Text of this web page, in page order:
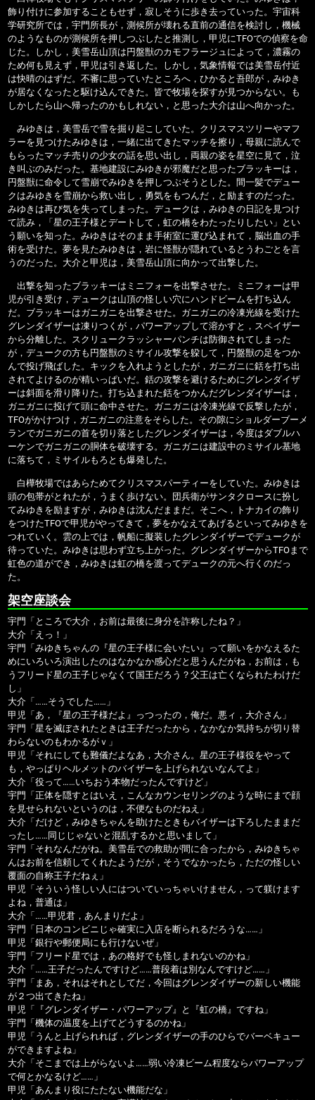
飾り付けに参加することもせず，寂しそうに歩き去っていった。宇宙科
学研究所では，宇門所長が，測候所が壊れる直前の通信を検討し，機械
のようなものが測候所を押しつぶしたと推測し，甲児にTFOでの偵察を命
じた。しかし，美雪岳山頂は円盤獣のカモフラージュによって，濃霧の
ため何も見えず，甲児は引き返した。しかし，気象情報では美雪岳付近
は快晴のはずだ。不審に思っていたところへ，ひかると吾郎が，みゆき
が居なくなったと駆け込んできた。皆で牧場を探すが見つからない。も
しかしたら山へ帰ったのかもしれない，と思った大介は山へ向かった。
みゆきは，美雪岳で雪を掘り起こしていた。クリスマスツリーやマフ
ラーを見つけたみゆきは，一緒に出てきたマッチを擦り，母親に読んで
もらったマッチ売りの少女の話を思い出し，両親の姿を星空に見て，泣
き叫ぶのみだった。基地建設にみゆきが邪魔だと思ったブラッキーは，
円盤獣に命令して雪崩でみゆきを押しつぶそうとした。間一髪でデュー
クはみゆきを雪崩から救い出し，勇気をもつんだ，と励ますのだった。
みゆきは再び気を失ってしまった。デュークは，みゆきの日記を見つけ
て読み，「星の王子様とデートして，虹の橋をわたったりしたい」とい
う願いを知った。みゆきはそのまま手術室に運び込まれて，脳出血の手
術を受けた。夢を見たみゆきは，岩に怪獣が隠れているとうわごとを言
うのだった。大介と甲児は，美雪岳山頂に向かって出撃した。
出撃を知ったブラッキーはミニフォーを出撃させた。ミニフォーは甲
児が引き受け，デュークは山頂の怪しい穴にハンドビームを打ち込ん
だ。ブラッキーはガニガニを出撃させた。ガニガニの冷凍光線を受けた
グレンダイザーは凍りつくが，パワーアップして溶かすと，スペイザー
から分離した。スクリュークラッシャーパンチは防御されてしまった
が，デュークの方も円盤獣のミサイル攻撃を躱して，円盤獣の足をつか
んで投げ飛ばした。キックを入れようとしたが，ガニガニに銛を打ち出
されてよけるのが精いっぱいだ。銛の攻撃を避けるためにグレンダイザ
ーは斜面を滑り降りた。打ち込まれた銛をつかんだグレンダイザーは，
ガニガニに投げて頭に命中させた。ガニガニは冷凍光線で反撃したが，
TFOがかけつけ，ガニガニの注意をそらした。その隙にショルダーブーメ
ランでガニガニの首を切り落としたグレンダイザーは，今度はダブルハ
ーケンでガニガニの胴体を破壊する。ガニガニは建設中のミサイル基地
に落ちて，ミサイルもろとも爆発した。
白樺牧場ではあらためてクリスマスパーティーをしていた。みゆきは
頭の包帯がとれたが，うまく歩けない。団兵衛がサンタクロースに扮し
てみゆきを励ますが，みゆきは沈んだままだ。そこへ，トナカイの飾り
をつけたTFOで甲児がやってきて，夢をかなえてあげるといってみゆきを
つれていく。雲の上では，帆船に擬装したグレンダイザーでデュークが
待っていた。みゆきは思わず立ち上がった。グレンダイザーからTFOまで
虹色の道ができ，みゆきは虹の橋を渡ってデュークの元へ行くのだっ
た。
架空座談会
宇門「ところで大介，お前は最後に身分を詐称したね？」
大介「えっ！」
宇門「みゆきちゃんの『星の王子様に会いたい』って願いをかなえるた
めにいろいろ演出したのはなかなか感心だと思うんだがね，お前は，も
うフリード星の王子じゃなくて国王だろう？父王は亡くなられたわけだ
し」
大介「……そうでした……」
甲児「あ，『星の王子様だよ』っつったの，俺だ。悪ィ，大介さん」
宇門「星を滅ぼされたときは王子だったから，なかなか気持ちが切り替
わらないのもわかるがｖ」
甲児「それにしても難儀だよなあ，大介さん。星の王子様役をやって
も，やっぱりヘルメットのバイザーを上げられないなんてよ」
大介「役って……いちおう本物だったんですけど」
宇門「正体を隠すとはいえ，こんなカウンセリングのような時にまで顔
を見せられないというのは，不便なものだねえ」
大介「だけど，みゆきちゃんを助けたときもバイザーは下ろしたままだ
ったし……同じじゃないと混乱するかと思いまして」
宇門「それなんだがね。美雪岳での救助が間に合ったから，みゆきちゃ
んはお前を信頼してくれたようだが，そうでなかったら，ただの怪しい
覆面の自称王子だねぇ」
甲児「そういう怪しい人にはついていっちゃいけません，って躾けます
よね，普通は」
大介「……甲児君，あんまりだよ」
宇門「日本のコンビニじゃ確実に入店を断られるだろうな……」
甲児「銀行や郵便局にも行けないぜ」
宇門「フリード星では，あの格好でも怪しまれないのかね」
大介「……王子だったんですけど……普段着は別なんですけど……」
宇門「まあ，それはそれとしてだ，今回はグレンダイザーの新しい機能
が２つ出てきたね」
甲児「『グレンダイザー・パワーアップ』と『虹の橋』ですね」
宇門「機体の温度を上げてどうするのかね」
甲児「うんと上げられれば，グレンダイザーの手のひらでバーベキュー
ができますよね」
大介「そこまでは上がらないよ……弱い冷凍ビーム程度ならパワーアップ
で何とかなるけど……」
甲児「あんまり役にたたない機能だな」